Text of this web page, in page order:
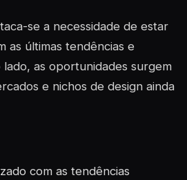
se a necessidade de estar
as últimas tendências e
as oportunidades surgem
e nichos de design ainda
com as tendências